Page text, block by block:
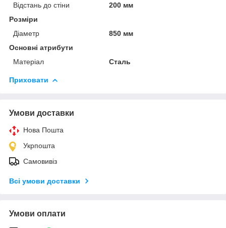
Відстань до стіни
200 мм
Розміри
Діаметр
850 мм
Основні атрибути
Матеріал
Сталь
Приховати
Умови доставки
Нова Пошта
Укрпошта
Самовивіз
Всі умови доставки
Умови оплати